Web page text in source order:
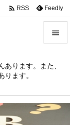
ります。また、
ます。

メニュ

 RSS Feedly